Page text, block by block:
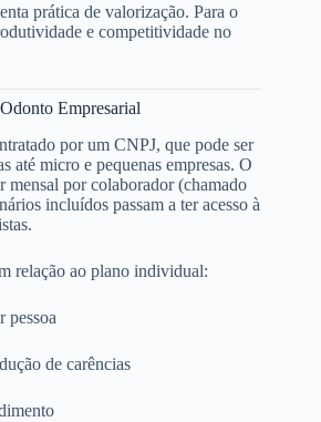
prática de valorização. Para o
e competitividade no
Empresarial
por um CNPJ, que pode ser
até micro e pequenas empresas. O
mensal por colaborador (chamado
incluídos passam a ter acesso à
relação ao plano individual:
pessoa
de carências